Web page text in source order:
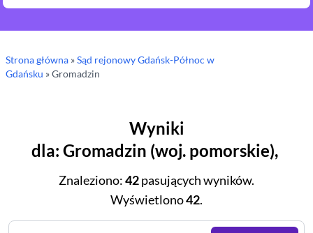
Strona główna »Sąd rejonowyGdańsk-Północ w
Gdańsku »Gromadzin
Wyniki
dla: Gromadzin (woj. pomorskie),
Znaleziono:42pasujących wyników.
Wyświetlono42.